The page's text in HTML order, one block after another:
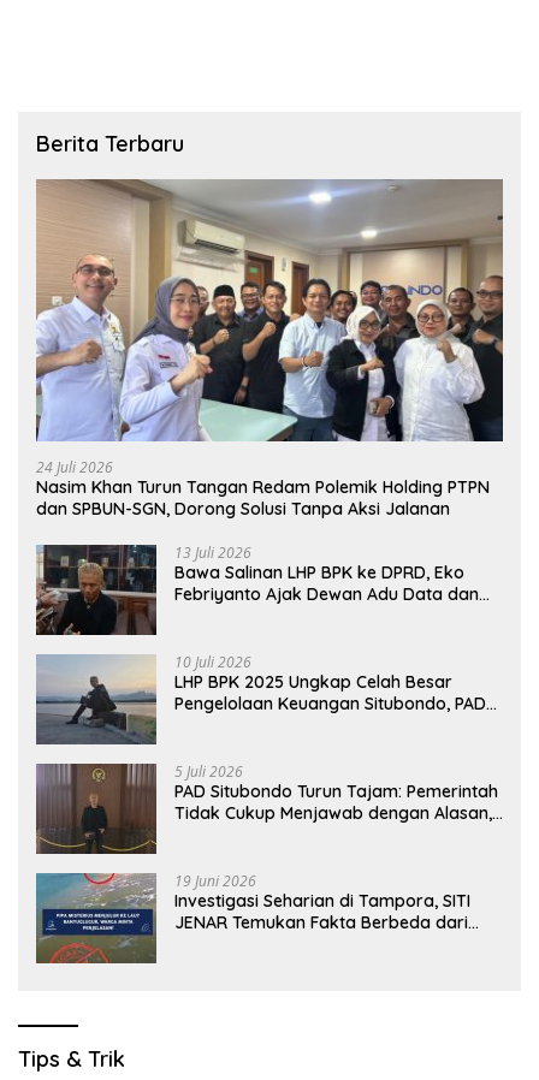
Berita Terbaru
24 Juli 2026
Nasim Khan Turun Tangan Redam Polemik Holding PTPN
dan SPBUN-SGN, Dorong Solusi Tanpa Aksi Jalanan
13 Juli 2026
Bawa Salinan LHP BPK ke DPRD, Eko
Febriyanto Ajak Dewan Adu Data dan
10 Juli 2026
LHP BPK 2025 Ungkap Celah Besar
Pengelolaan Keuangan Situbondo, PAD
5 Juli 2026
PAD Situbondo Turun Tajam: Pemerintah
Tidak Cukup Menjawab dengan Alasan,
19 Juni 2026
Investigasi Seharian di Tampora, SITI
JENAR Temukan Fakta Berbeda dari
Tips & Trik